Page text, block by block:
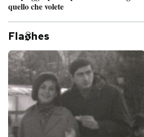
quello che volete
Fla hes